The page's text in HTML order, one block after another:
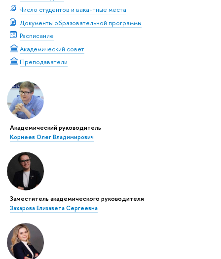
Число студентов и вакантные места
Документы образовательной программы
Расписание
Академический совет
Преподаватели
Академический руководитель
Корнеев Олег Владимирович
Заместитель академического руководителя
Захарова Елизавета Сергеевна